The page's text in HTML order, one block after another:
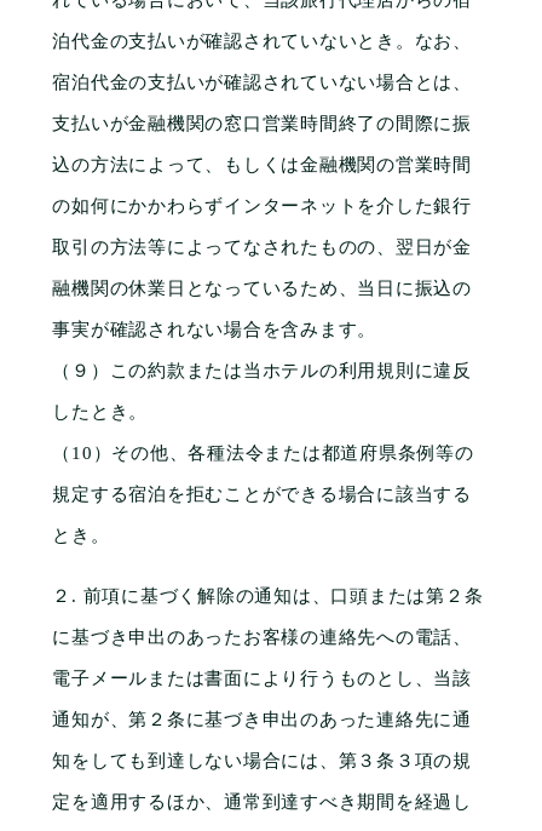
泊代金の支払いが確認されていないとき。なお、
宿泊代金の支払いが確認されていない場合とは、
支払いが金融機関の窓口営業時間終了の間際に振
込の方法によって、もしくは金融機関の営業時間
の如何にかかわらずインターネットを介した銀行
取引の方法等によってなされたものの、翌日が金
融機関の休業日となっているため、当日に振込の
事実が確認されない場合を含みます。
（９）この約款または当ホテルの利用規則に違反
したとき。
（10）その他、各種法令または都道府県条例等の
規定する宿泊を拒むことができる場合に該当する
とき。
２. 前項に基づく解除の通知は、口頭または第２条
に基づき申出のあったお客様の連絡先への電話、
電子メールまたは書面により行うものとし、当該
通知が、第２条に基づき申出のあった連絡先に通
知をしても到達しない場合には、第３条３項の規
定を適用するほか、通常到達すべき期間を経過し